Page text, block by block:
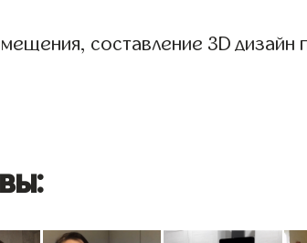
составление 3D дизайн